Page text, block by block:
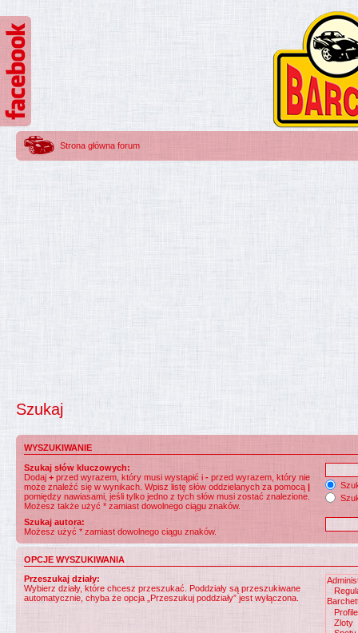
Strona główna forum
Szukaj
WYSZUKIWANIE
Szukaj słów kluczowych:
Dodaj + przed wyrazem, który musi wystąpić i - przed wyrazem, który nie
może znaleźć się w wynikach. Wpisz listę słów oddzielanych za pomocą |
pomiędzy nawiasami, jeśli tylko jedno z tych słów musi zostać znalezione.
Możesz także użyć * zamiast dowolnego ciągu znaków.
Szukaj autora:
Możesz użyć * zamiast dowolnego ciągu znaków.
OPCJE WYSZUKIWANIA
Przeszukaj działy:
Wybierz działy, które chcesz przeszukać. Poddziały są przeszukiwane
automatycznie, chyba że opcja „Przeszukuj poddziały” jest wyłączona.